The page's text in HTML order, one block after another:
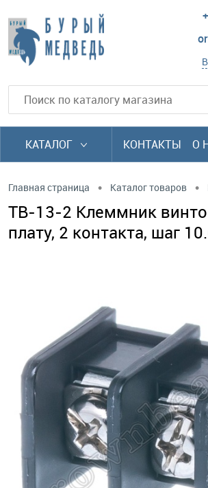
КАТАЛОГ КОНТАКТЫ О
Главная страница • Каталог товаров •
TB-13-2 Клеммник
плату, 2 контакта, шаг